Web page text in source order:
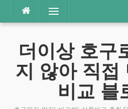
츠
메뉴
더이상 호구
지 않아 직접
비교 블